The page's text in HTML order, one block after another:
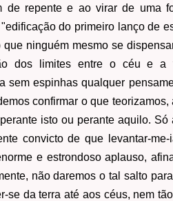
de repente e ao virar de uma
do primeiro lanço de
ninguém mesmo se
dos limites entre o céu e a
sem espinhas qualquer
confirmar o que teorizamos,
isto ou perante aquilo. Só
convicto de que levantar-
e estrondoso aplauso,
não daremos o tal salto
da terra até aos céus, nem